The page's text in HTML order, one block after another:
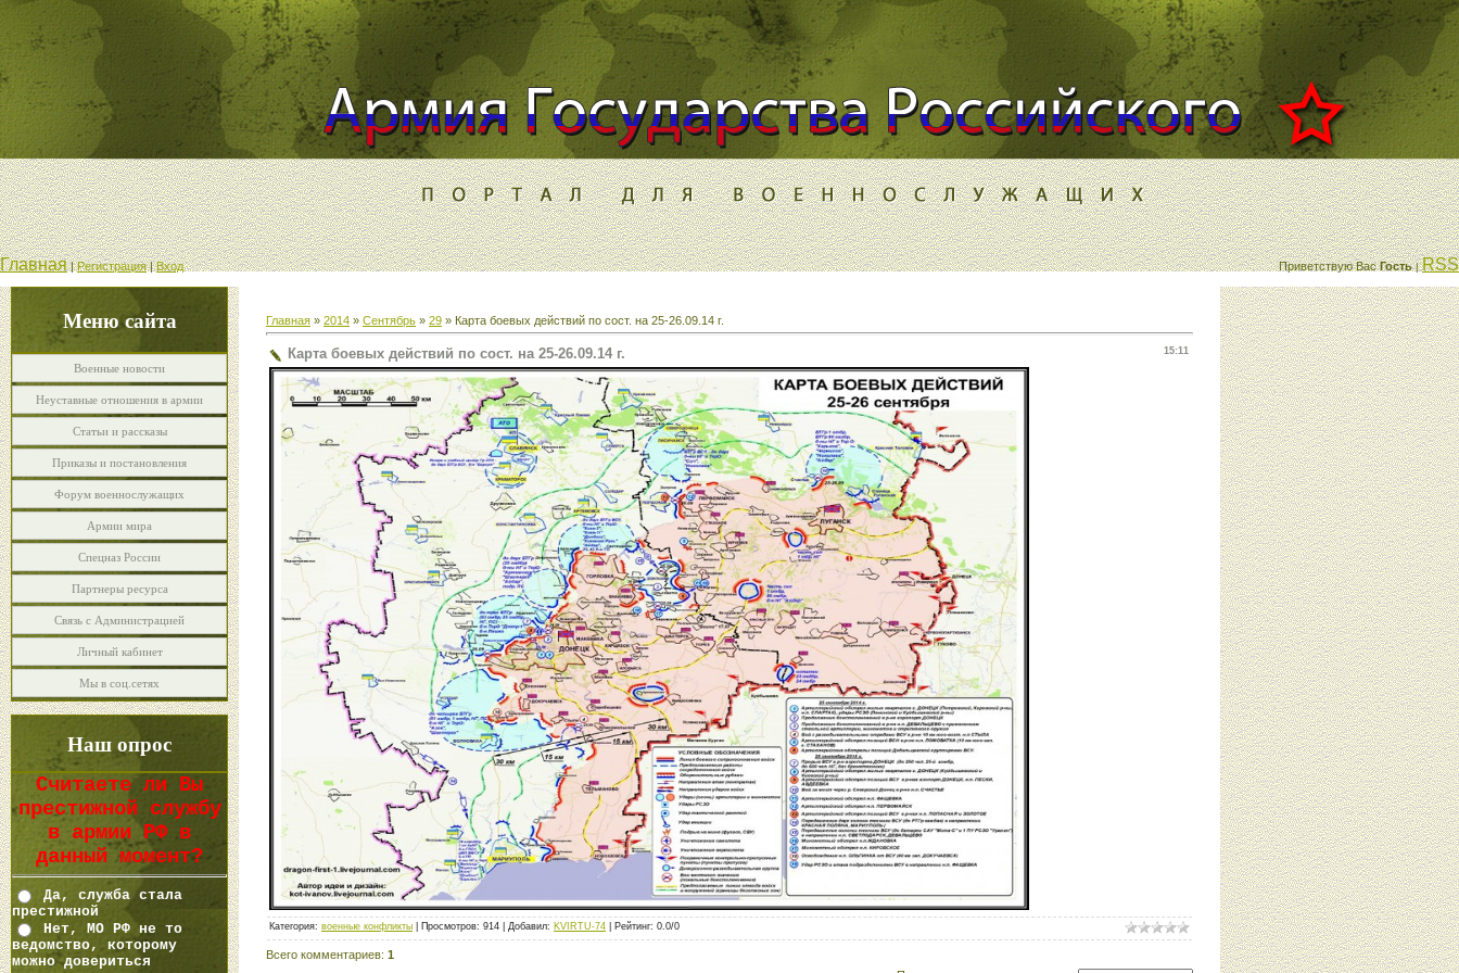
Главная|Регистрация|Вход Приветствую Вас Гость |RSS
Меню сайта
Военные новости
Неуставные отношения в армии
Статьи и рассказы
Приказы и постановления
Форум военнослужащих
Армии мира
Спецназ России
Партнеры ресурса
Связь с Администрацией
Личный кабинет
Мы в соц.сетях
Наш опрос
Считаете ли Вы
престижной службу
в армии РФ в
данный момент?
Да, служба стала
престижной
Нет, МО РФ не то
ведомство, которому
можно довериться
Главная » 2014 » Сентябрь » 29 » Карта боевых действий по сост. на 25-26.09.14 г.
15:11
Карта боевых действий по сост. на 25-26.09.14 г.
Категория: военные конфликты Просмотров: 914 Добавил: KVIRTU-74 Рейтинг: 0.0/0
Всего комментариев: 1